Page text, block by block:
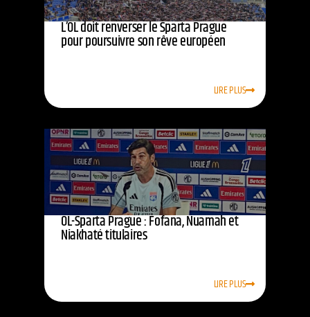
L’OL doit renverser le Sparta Prague
pour poursuivre son rêve européen
LIRE PLUS
OL-Sparta Prague : Fofana, Nuamah et
Niakhaté titulaires
LIRE PLUS